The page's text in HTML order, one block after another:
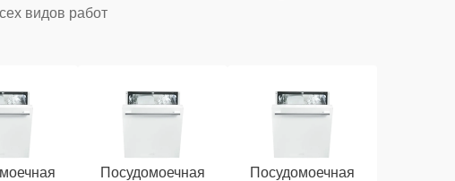
видов работ
Посудомоечная
Посудомоечная